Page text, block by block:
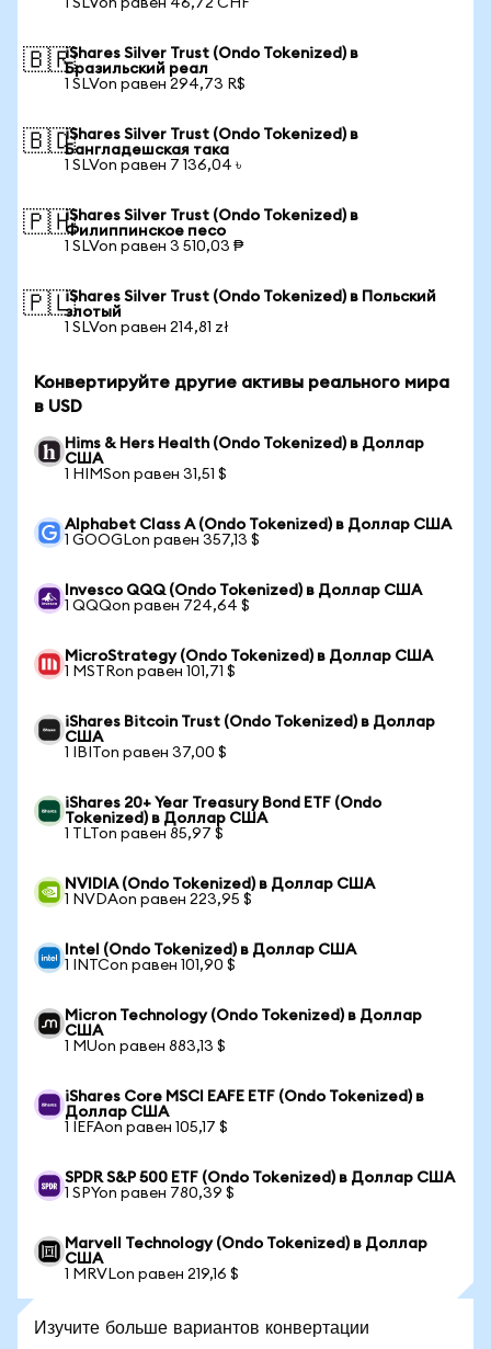
1 SLVon равен 46,72 CHF
🇧🇷iShares Silver Trust (Ondo Tokenized) в
Бразильский реал
1 SLVon равен 294,73 R$
🇧🇩iShares Silver Trust (Ondo Tokenized) в
Бангладешская така
1 SLVon равен 7 136,04 ৳
🇵🇭iShares Silver Trust (Ondo Tokenized) в
Филиппинское песо
1 SLVon равен 3 510,03 ₱
🇵🇱iShares Silver Trust (Ondo Tokenized) в Польский
злотый
1 SLVon равен 214,81 zł
Конвертируйте другие активы реального мира
в USD
Hims & Hers Health (Ondo Tokenized) в Доллар
США
1 HIMSon равен 31,51 $
Alphabet Class A (Ondo Tokenized) в Доллар США
1 GOOGLon равен 357,13 $
Invesco QQQ (Ondo Tokenized) в Доллар США
1 QQQon равен 724,64 $
MicroStrategy (Ondo Tokenized) в Доллар США
1 MSTRon равен 101,71 $
iShares Bitcoin Trust (Ondo Tokenized) в Доллар
США
1 IBITon равен 37,00 $
iShares 20+ Year Treasury Bond ETF (Ondo
Tokenized) в Доллар США
1 TLTon равен 85,97 $
NVIDIA (Ondo Tokenized) в Доллар США
1 NVDAon равен 223,95 $
Intel (Ondo Tokenized) в Доллар США
1 INTCon равен 101,90 $
Micron Technology (Ondo Tokenized) в Доллар
США
1 MUon равен 883,13 $
iShares Core MSCI EAFE ETF (Ondo Tokenized) в
Доллар США
1 IEFAon равен 105,17 $
SPDR S&P 500 ETF (Ondo Tokenized) в Доллар США
1 SPYon равен 780,39 $
Marvell Technology (Ondo Tokenized) в Доллар
США
1 MRVLon равен 219,16 $
Изучите больше вариантов конвертации